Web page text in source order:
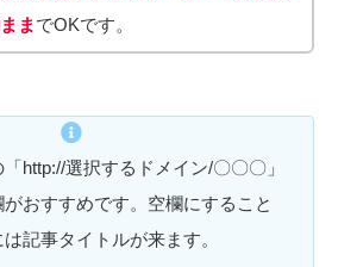
ま でOKです。
http://選択するドメイン/〇〇〇」
おすすめです。空欄にすること
記事タイトルが来ます。